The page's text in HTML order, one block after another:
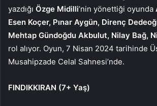
yazdığı Özge Midilli’nin yönettiği oyunda
Esen Koçer, Pınar Aygün, Direnç
Mehtap Gündoğdu Akbulut, Nilay Bağ,
rol alıyor. Oyun, 7 Nisan 2024 tarihinde
Musahipzade Celal Sahnesi’nde.
FINDIKKIRAN (7+ Yaş)